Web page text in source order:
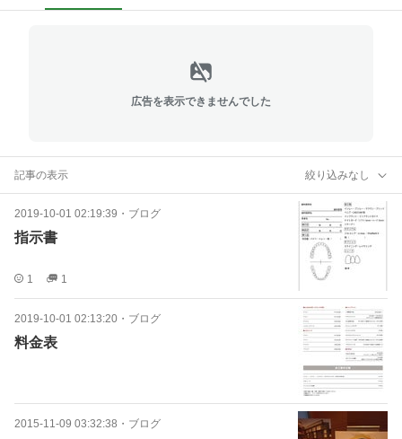
広告を表示できませんでした
記事の表示 絞り込みなし
2019-10-01 02:19:39 ・ ブログ
指示書
1 1
2019-10-01 02:13:20 ・ ブログ
料金表
2015-11-09 03:32:38 ・ ブログ